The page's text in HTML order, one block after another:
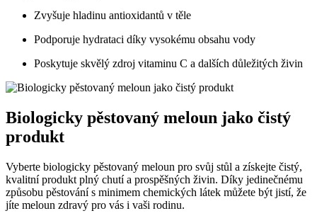
Zvyšuje ​hladinu⁤ antioxidantů v těle
Podporuje hydrataci ‍díky vysokému obsahu vody
Poskytuje skvělý zdroj​ vitaminu C‌ a dalších důležitých živin
Biologicky pěstovaný meloun jako ⁢čistý
⁣produkt
Vyberte biologicky pěstovaný⁤ meloun⁣ pro svůj stůl a získejte čistý,
kvalitní produkt plný chutí ⁢a ‍prospěšných živin. Díky jedinečnému
způsobu pěstování s minimem​ chemických ‍látek můžete být jistí, že
‌jíte​ meloun zdravý pro vás i ⁣vaši rodinu.